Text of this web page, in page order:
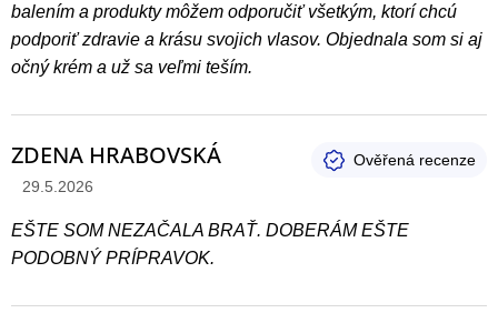
balením a produkty môžem odporučiť všetkým, ktorí chcú
podporiť zdravie a krásu svojich vlasov. Objednala som si aj
očný krém a už sa veľmi teším.
ZDENA HRABOVSKÁ
Hodnotenie produktu je 3 z 5 hviezdičiek.
29.5.2026
EŠTE SOM NEZAČALA BRAŤ. DOBERÁM EŠTE
PODOBNÝ PRÍPRAVOK.